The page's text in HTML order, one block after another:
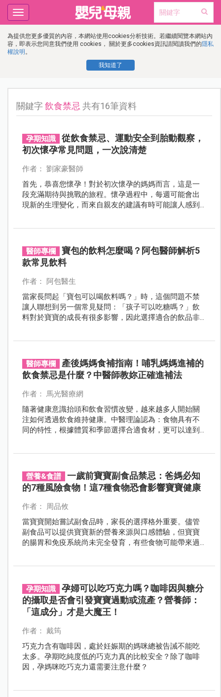
為提供您更多優質的內容，本網站使用cookies分析技術。若繼續閱覽本網站內
容，即表示您同意我們使用 cookies， 關於更多cookies資訊請閱讀我們的隱私
權說明 。
我知道了
Toggle
navigation
關鍵字飲食禁忌 共有16筆資料
孕期知識
從飲食禁忌、運動安全到胎動觀察，
初次懷孕常見問題，一次說清楚
作者： 劉家豪醫師
首先，恭喜您懷孕！對於初次懷孕的媽媽而言，這是一
段充滿期待與挑戰的旅程。懷孕過程中，每週可能會出
現新的生理變化，而來自親友的建議有時可能讓人感到
醫師專欄
寶包的飲料怎麼喝？阿包醫師解析5
款常見飲料
作者： 阿包醫生
當家長問起「寶包可以喝飲料嗎？」時，這個問題不禁
讓人聯想到另一個常見疑問：「孩子可以吃糖嗎？」飲
料對於寶寶的成長有很多影響，因此選擇適合的飲品非
醫師專欄
產後媽媽食補指南！哺乳媽媽進補的
飲食禁忌是什麼？中醫師教妳正確進補法
作者： 馬光醫療網
隨著健康意識抬頭和飲食習慣改變，越來越多人開始關
注如何透過飲食維持健康。中醫理論認為：食物具有不
同的特性，根據體質和季節選擇合適食材，更可以達到
營養&食譜
一歲前寶寶副食品禁忌：爸媽必知
的7種風險食物！這7種食物恐會影響寶寶健康
作者： 周品攸
當寶寶開始嘗試副食品時，家長的選擇格外重要。儘管
副食品可以提供寶寶新的營養來源與口感體驗，但寶寶
的腸胃和免疫系統尚未完全發育，有些食物可能帶來過
選的食材，給寶寶一個健康、安全的副食品體驗吧！
孕期知識
孕婦可以吃巧克力嗎？咖啡因與糖分
的攝取是否會引發寶寶過動或流產？營養師：
「這成分」才是大魔王！
作者： 戴筠
巧克力含有咖啡因，處於妊娠期的媽咪總被告誡不能吃
太多。孕期吃純度低的巧克力真的比較安全？除了咖啡
因，孕媽咪吃巧克力還需要注意什麼？